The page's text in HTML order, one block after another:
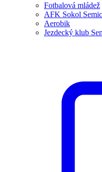
Fotbalová mládež
AFK Sokol
Aerobik
Jezdecký klub